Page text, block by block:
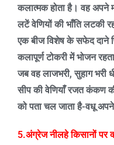
कलात्मक होता है। वह अपने
लटें वेणियों की भाँति लटकी
एक बीज विशेष के सफेद दाने
कलापूर्ण टोकरी में भोजन
जब वह लाजभरी,सुहाग भरी
सीप की वेणियाँ रजत कंकण
को पता चल जाता है-वधू
5.अंग्रेज नीलहे किसानों पर